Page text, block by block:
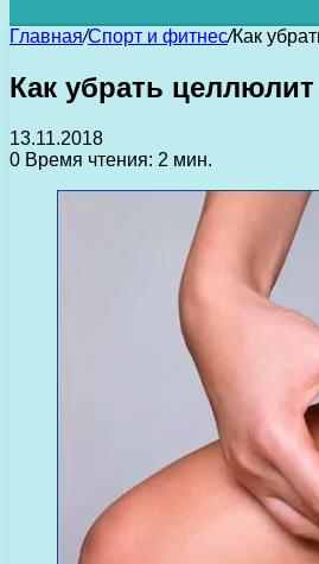
Главная/Спорт и фитнес/Как
Как убрать
13.11.2018
0 Время чтения: 2 мин.